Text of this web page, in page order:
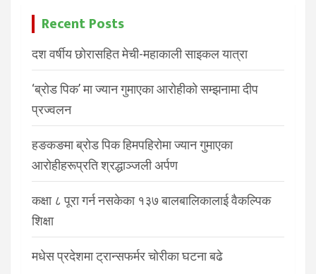
Recent Posts
दश वर्षीय छोरासहित मेची-महाकाली साइकल यात्रा
‘ब्रोड पिक’ मा ज्यान गुमाएका आरोहीको सम्झनामा दीप
प्रज्वलन
हङकङमा ब्रोड पिक हिमपहिरोमा ज्यान गुमाएका
आरोहीहरूप्रति श्रद्धाञ्जली अर्पण
कक्षा ८ पूरा गर्न नसकेका १३७ बालबालिकालाई वैकल्पिक
शिक्षा
मधेस प्रदेशमा ट्रान्सफर्मर चोरीका घटना बढे